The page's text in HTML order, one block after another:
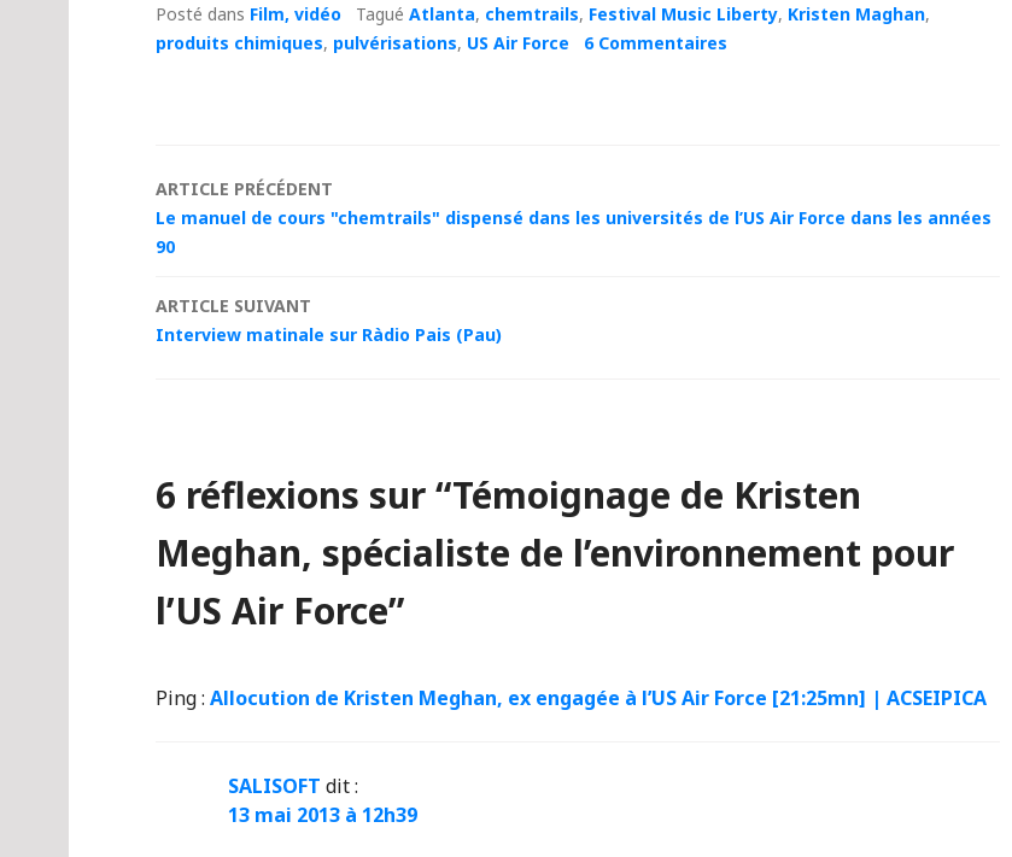
Posté dans Film, vidéo Tagué Atlanta, chemtrails, Festival Music Liberty, Kristen Maghan,
produits chimiques, pulvérisations, US Air Force 6 Commentaires
Navigation
des
articles
ARTICLE PRÉCÉDENT
Le manuel de cours "chemtrails" dispensé dans les universités de l’US Air Force dans les années
90
ARTICLE SUIVANT
Interview matinale sur Ràdio Pais (Pau)
6 réflexions sur “Témoignage de Kristen
Meghan, spécialiste de l’environnement pour
l’US Air Force”
Ping : Allocution de Kristen Meghan, ex engagée à l’US Air Force [21:25mn] | ACSEIPICA
SALISOFT dit :
13 mai 2013 à 12h39